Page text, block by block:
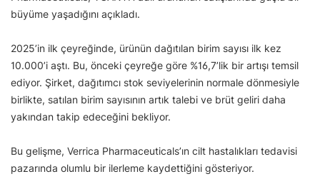
büyüme yaşadığını açıkladı.
2025’in ilk çeyreğinde, ürünün dağıtılan birim sayısı ilk kez
10.000’i aştı. Bu, önceki çeyreğe göre %16,7’lik bir artışı temsil
ediyor. Şirket, dağıtımcı stok seviyelerinin normale dönmesiyle
birlikte, satılan birim sayısının artık talebi ve brüt geliri daha
yakından takip edeceğini bekliyor.
Bu gelişme, Verrica Pharmaceuticals’ın cilt hastalıkları tedavisi
pazarında olumlu bir ilerleme kaydettiğini gösteriyor.